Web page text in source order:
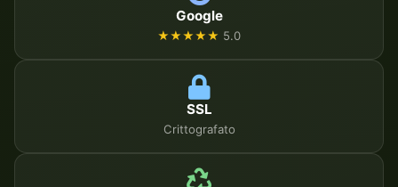
Google
★★★★★ 5.0
SSL
Crittografato